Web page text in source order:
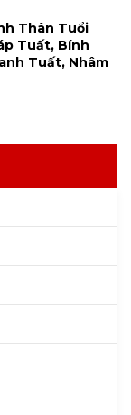
Thân Tuổi
Tuất, Bính
Tuất, Nhâm